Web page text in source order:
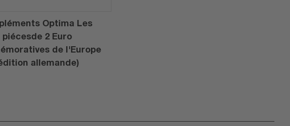
Optima Les
piécesde 2 Euro
de l'Europe
allemande)